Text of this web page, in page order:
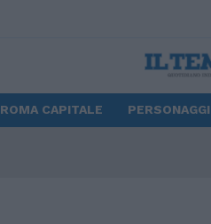
ROMA CAPITALE PERSONAGGI